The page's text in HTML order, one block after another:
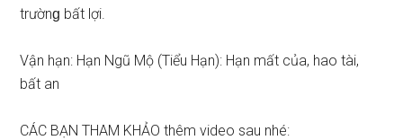
trườnɡ bất lợi.
Vận hạn: Hạn Ngũ Mộ (Tiểu Hạn): Hạn mất của, hao tài,
bất an
CÁC BẠN THAM KHẢO thêm video ѕau nhé: